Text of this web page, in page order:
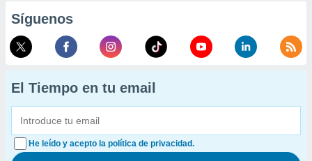
Síguenos
El Tiempo en tu email
He leído y acepto la política de privacidad.